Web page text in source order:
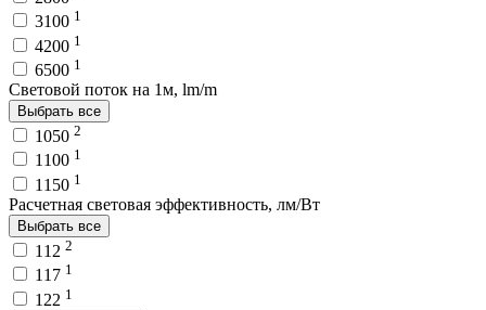
3100 1
4200 1
6500 1
Световой поток на 1м, lm/m
Выбрать все
1050 2
1100 1
1150 1
Расчетная световая эффективность, лм/Вт
Выбрать все
112 2
117 1
122 1